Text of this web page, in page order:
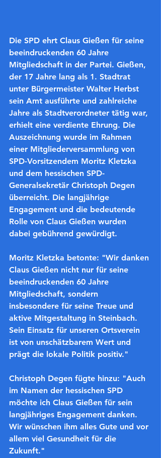
Die SPD ehrt Claus Gießen für seine
beeindruckenden 60 Jahre
Mitgliedschaft in der Partei. Gießen,
der 17 Jahre lang als 1. Stadtrat
unter Bürgermeister Walter Herbst
sein Amt ausführte und zahlreiche
Jahre als Stadtverordneter tätig war,
erhielt eine verdiente Ehrung. Die
Auszeichnung wurde im Rahmen
einer Mitgliederversammlung von
SPD-Vorsitzendem Moritz Kletzka
und dem hessischen SPD-
Generalsekretär Christoph Degen
überreicht. Die langjährige
Engagement und die bedeutende
Rolle von Claus Gießen wurden
dabei gebührend gewürdigt.
Moritz Kletzka betonte: "Wir danken
Claus Gießen nicht nur für seine
beeindruckenden 60 Jahre
Mitgliedschaft, sondern
insbesondere für seine Treue und
aktive Mitgestaltung in Steinbach.
Sein Einsatz für unseren Ortsverein
ist von unschätzbarem Wert und
prägt die lokale Politik positiv."
Christoph Degen fügte hinzu: "Auch
im Namen der hessischen SPD
möchte ich Claus Gießen für sein
langjähriges Engagement danken.
Wir wünschen ihm alles Gute und vor
allem viel Gesundheit für die
Zukunft."